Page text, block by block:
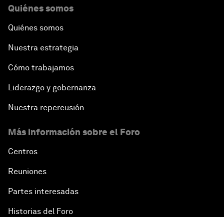
Quiénes somos
Quiénes somos
Nuestra estrategia
Cómo trabajamos
Liderazgo y gobernanza
Nuestra repercusión
Más información sobre el Foro
Centros
Reuniones
Partes interesadas
Historias del Foro